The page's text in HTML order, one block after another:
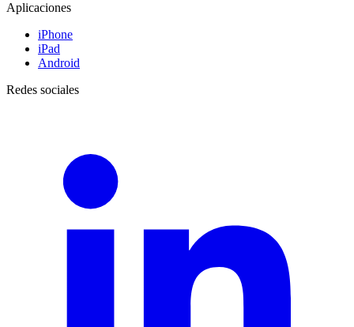
Aplicaciones
iPhone
iPad
Android
Redes sociales